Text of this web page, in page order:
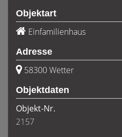
Objektart
Einfamilienhaus
Adresse
58300 Wetter
Objektdaten
Objekt-Nr.
2157